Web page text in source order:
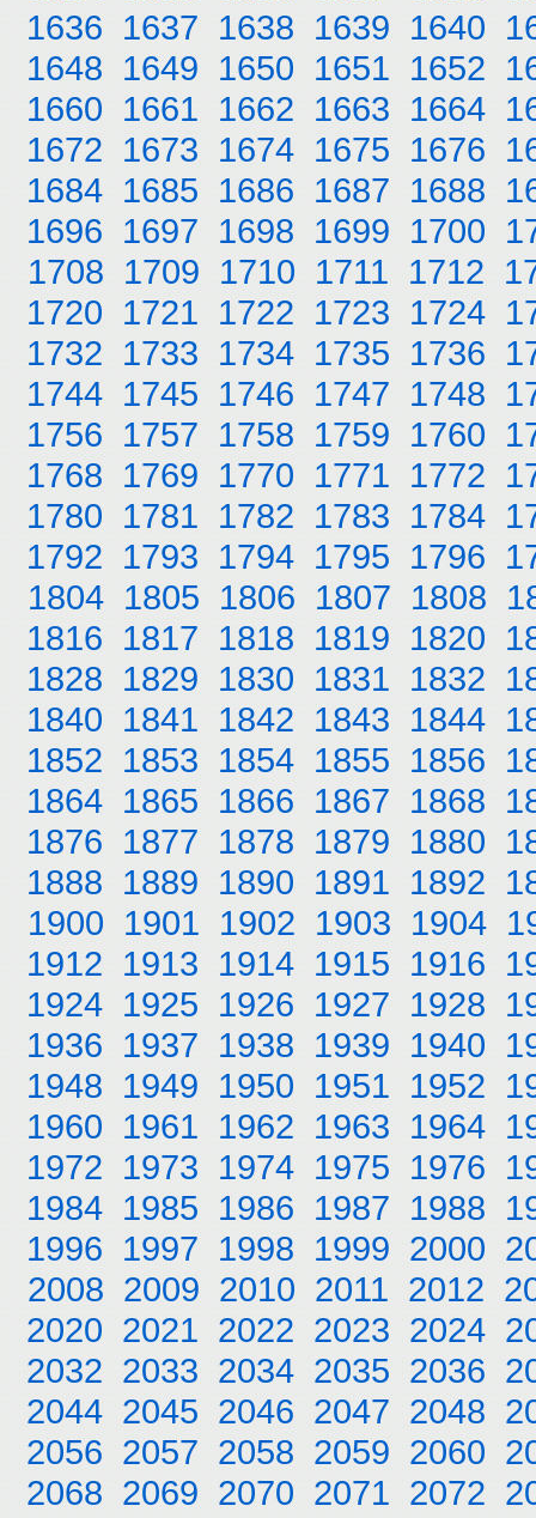
1636 1637 1638 1639 1640
1648 1649 1650 1651 1652
1660 1661 1662 1663 1664
1672 1673 1674 1675 1676
1684 1685 1686 1687 1688
1696 1697 1698 1699 1700
1708 1709 1710 1711 1712
1720 1721 1722 1723 1724
1732 1733 1734 1735 1736
1744 1745 1746 1747 1748
1756 1757 1758 1759 1760
1768 1769 1770 1771 1772
1780 1781 1782 1783 1784
1792 1793 1794 1795 1796
1804 1805 1806 1807 1808
1816 1817 1818 1819 1820
1828 1829 1830 1831 1832
1840 1841 1842 1843 1844
1852 1853 1854 1855 1856
1864 1865 1866 1867 1868
1876 1877 1878 1879 1880
1888 1889 1890 1891 1892
1900 1901 1902 1903 1904
1912 1913 1914 1915 1916
1924 1925 1926 1927 1928
1936 1937 1938 1939 1940
1948 1949 1950 1951 1952
1960 1961 1962 1963 1964
1972 1973 1974 1975 1976
1984 1985 1986 1987 1988
1996 1997 1998 1999 2000
2008 2009 2010 2011 2012
2020 2021 2022 2023 2024
2032 2033 2034 2035 2036
2044 2045 2046 2047 2048
2056 2057 2058 2059 2060
2068 2069 2070 2071 2072